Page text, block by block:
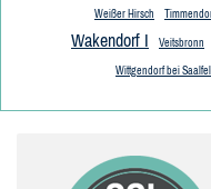
Weißer Hirsch
Wakendorf I Veitsbronn
Wittgendorf bei